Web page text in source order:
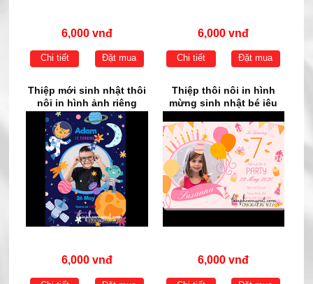
6,000 vnđ
Chi tiết Đặt mua
6,000 vnđ
Chi tiết Đặt mua
Thiệp mới sinh nhật thôi
nôi in hình ảnh riêng
6,000 vnđ
Thiệp thôi nôi in hình
mừng sinh nhật bé iêu
6,000 vnđ